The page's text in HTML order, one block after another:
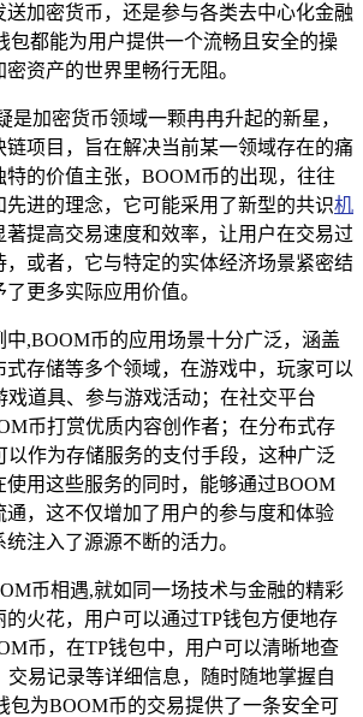
加密货币，还是参与各类去中心化金融
包都能为用户提供一个流畅且安全的操
资产的世界里畅行无阻。
是加密货币领域一颗冉冉升起的新星，
链项目，旨在解决当前某一领域存在的痛
特的价值主张，BOOM币的出现，往往
进的理念，它可能采用了新型的共识机
著提高交易速度和效率，让用户在交易过
或者，它与特定的实体经济场景紧密结
更多实际应用价值。
中,BOOM币的应用场景十分广泛，涵盖
式存储等多个领域，在游戏中，玩家可以
戏道具、参与游戏活动；在社交平台
币打赏优质内容创作者；在分布式存
以作为存储服务的支付手段，这种广泛
使用这些服务的同时，能够通过BOOM
通，这不仅增加了用户的参与度和体验
注入了源源不断的活力。
币相遇,就如同一场技术与金融的精彩
火花，用户可以通过TP钱包方便地存
币，在TP钱包中，用户可以清晰地查
交易记录等详细信息，随时随地掌握自
包为BOOM币的交易提供了一条安全可